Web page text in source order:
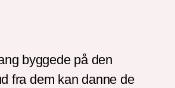
byggede på den
fra dem kan danne de